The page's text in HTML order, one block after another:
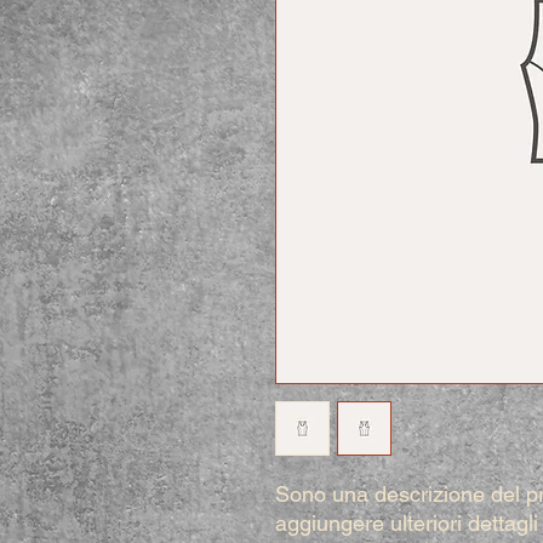
Sono una descrizione del
aggiungere ulteriori